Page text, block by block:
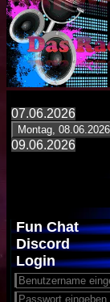
07.06.2026
Montag, 08.06.2026
09.06.2026
Fun Chat
Discord
Login